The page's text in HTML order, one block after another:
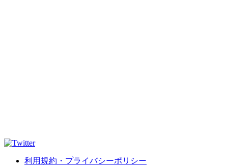
利用規約・プライバシーポリシー